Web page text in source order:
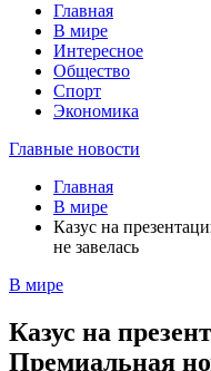
Главная
В мире
Интересное
Общество
Спорт
Экономика
Главные новости
Главная
В мире
Казус на
не завелась
В мире
Казус на
Премиальная